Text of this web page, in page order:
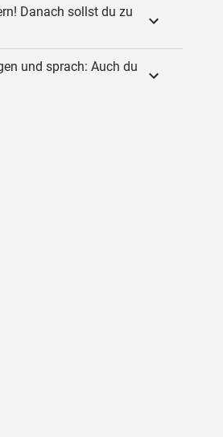
Danach sollst du zu
und sprach: Auch du